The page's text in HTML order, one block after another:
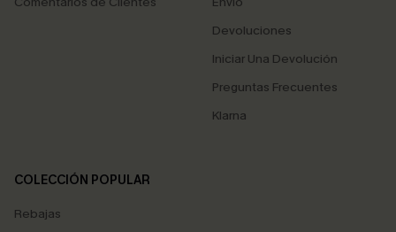
Devoluciones
Iniciar Una Devolución
Preguntas Frecuentes
Klarna
COLECCIÓN POPULAR
Rebajas